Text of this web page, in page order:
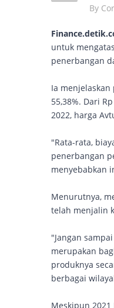
By
untuk
penerbangan
Ia
55,38%. Dari
2022, harga
"Rata-rata,
penerbangan
menyebabkan
Menurutnya,
telah menjalin
"Jangan
merupakan
produknya
berbagai
Meskipun